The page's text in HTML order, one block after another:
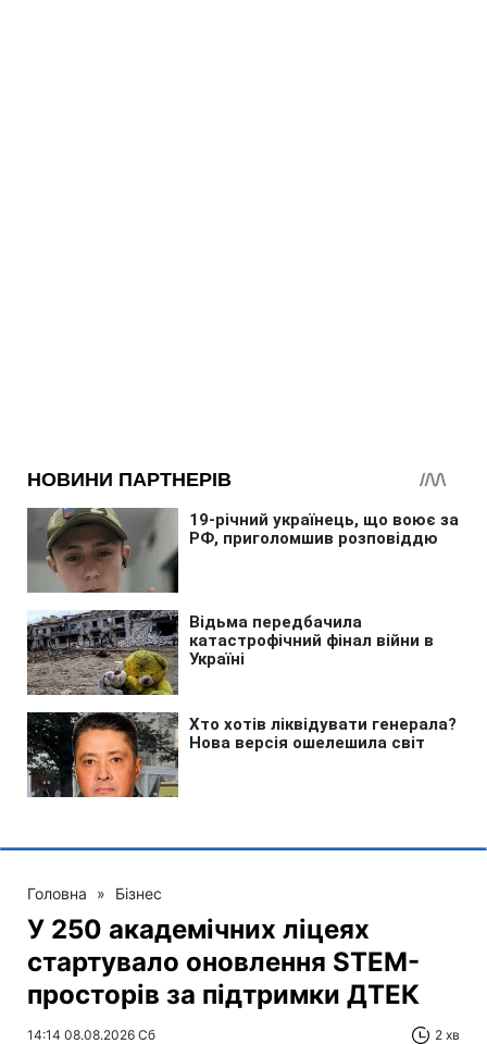
Головна » Бізнес
У 250 академічних ліцеях
стартувало оновлення STEM-
просторів за підтримки ДТЕК​‌
14:14 08.08.2026 Сб 2 хв